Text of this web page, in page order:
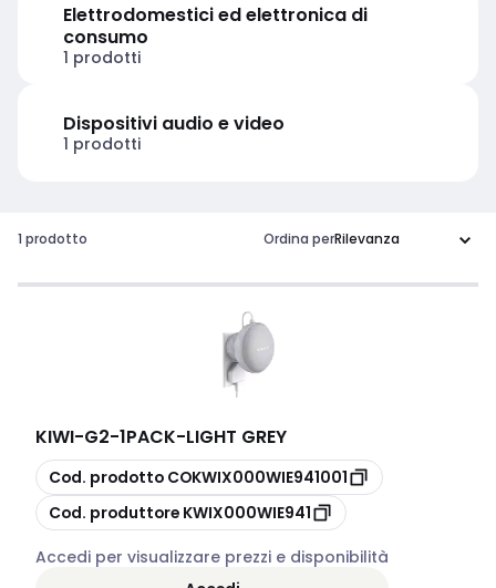
Elettrodomestici ed elettronica di
consumo
1 prodotti
Dispositivi audio e video
1 prodotti
1 prodotto Ordina per
KIWI-G2-1PACK-LIGHT GREY
copia
Cod. prodotto COKWIX000WIE941001
copia
Cod. produttore KWIX000WIE941
Accedi per visualizzare prezzi e disponibilità